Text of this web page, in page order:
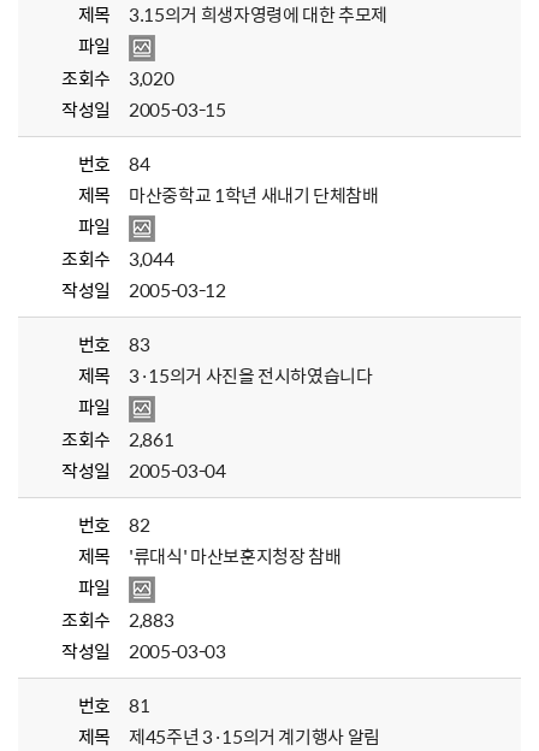
제목
3.15의거 희생자영령에 대한 추모제
파일
조회수
3,020
작성일
2005-03-15
번호
84
제목
마산중학교 1학년 새내기 단체참배
파일
조회수
3,044
작성일
2005-03-12
번호
83
제목
3·15의거 사진을 전시하였습니다
파일
조회수
2,861
작성일
2005-03-04
번호
82
제목
'류대식' 마산보훈지청장 참배
파일
조회수
2,883
작성일
2005-03-03
번호
81
제목
제45주년 3·15의거 계기행사 알림